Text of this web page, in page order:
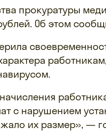
прокуратуры
Об этом
с нарушением
их размер», —